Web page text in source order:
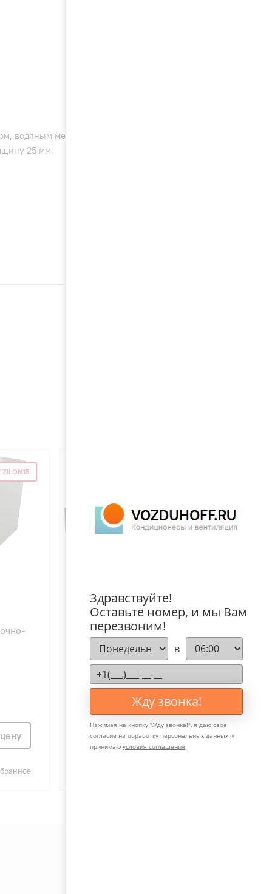
водяным медно-алюминиевым, или
25 мм.
Zilon ZPE-M 1200-9,0/3 INT
Узнать цену
Здравствуйте!
Оставьте номер, и мы Вам
перезвоним!
в
Жду звонка!
Нажимая на кнопку "Жду звонка!", я даю свое
согласие на обработку персональных данных и
принимаю условия соглашения